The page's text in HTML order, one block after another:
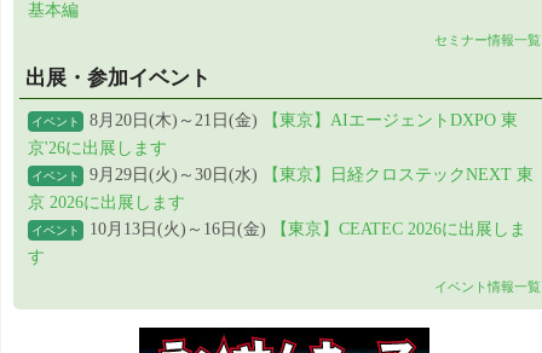
基本編
セミナー情報一覧
出展・参加イベント
イベント 8月20日(木)～21日(金)
【東京】AIエージェントDXPO 東
京'26に出展します
イベント 9月29日(火)～30日(水)
【東京】日経クロステックNEXT 東
京 2026に出展します
イベント 10月13日(火)～16日(金)
【東京】CEATEC 2026に出展しま
す
イベント情報一覧